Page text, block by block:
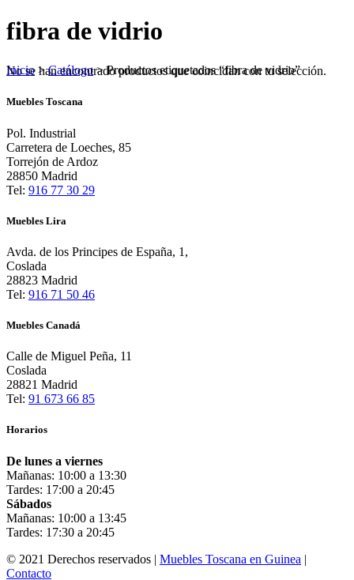
fibra de vidrio
Inicio>Catálogo>Productos etiquetados “fibra de vidrio”
No se han encontrado productos que coincidan con tu selección.
Muebles Toscana
Pol. Industrial
Carretera de Loeches, 85
Torrejón de Ardoz
28850 Madrid
Tel: 916 77 30 29
Muebles Lira
Avda. de los Principes de España, 1,
Coslada
28823 Madrid
Tel: 916 71 50 46
Muebles Canadá
Calle de Miguel Peña, 11
Coslada
28821 Madrid
Tel: 91 673 66 85
Horarios
De lunes a viernes
Mañanas: 10:00 a 13:30
Tardes: 17:00 a 20:45
Sábados
Mañanas: 10:00 a 13:45
Tardes: 17:30 a 20:45
© 2021 Derechos reservados | Muebles Toscana en Guinea |
Contacto